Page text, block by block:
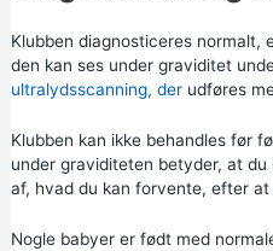
Klubben diagnosticeres normalt,
den kan ses under graviditet
ultralydsscanning, derudføres
Klubben kan ikke behandles før
under graviditeten betyder, at
af, hvad du kan forvente, efter
Nogle babyer er født med